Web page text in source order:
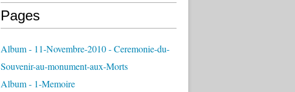
Pages
Album - 11-Novembre-2010 - Ceremonie-du-
Souvenir-au-monument-aux-Morts
Album - 1-Memoire